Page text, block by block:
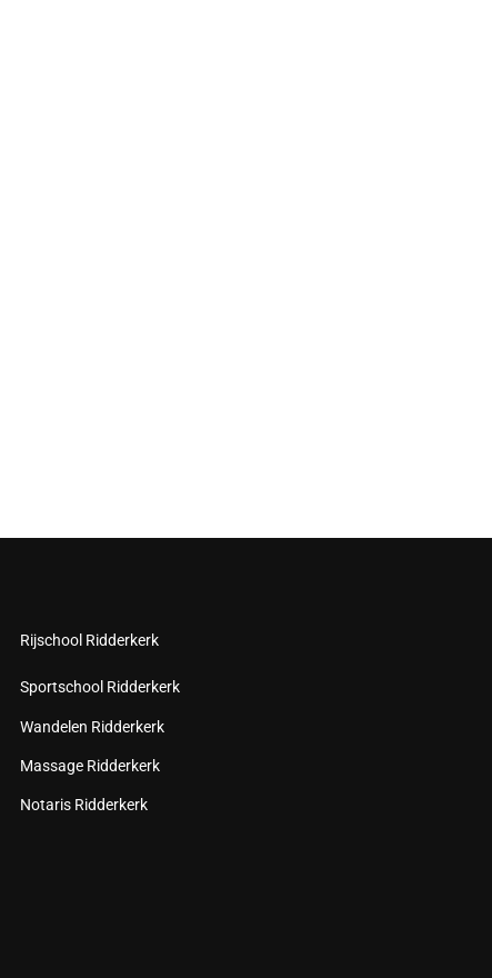
Rijschool Ridderkerk
Sportschool Ridderkerk
Wandelen Ridderkerk
Massage Ridderkerk
Notaris Ridderkerk